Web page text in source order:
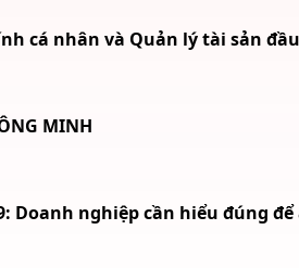
cá nhân và Quản lý tài sản
MINH
Doanh nghiệp cần hiểu đúng